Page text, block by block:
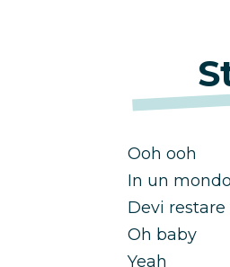
Ooh ooh
In un
Devi
Oh baby
Yeah